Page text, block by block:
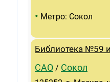
• Метро: Сокол
Библиотека №59
САО / Сокол